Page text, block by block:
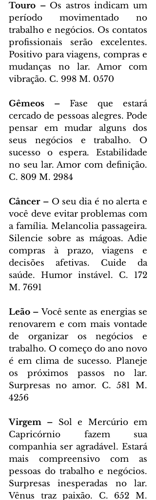
Touro – Os astros indicam um
período movimentado no
trabalho e negócios. Os contatos
profissionais serão excelentes.
Positivo para viagens, compras e
mudanças no lar. Amor com
vibração. C. 998 M. 0570
Gêmeos – Fase que estará
cercado de pessoas alegres. Pode
pensar em mudar alguns dos
seus negócios e trabalho. O
sucesso o espera. Estabilidade
no seu lar. Amor com definição.
C. 809 M. 2984
Câncer – O seu dia é no alerta e
você deve evitar problemas com
a família. Melancolia passageira.
Silencie sobre as mágoas. Adie
compras à prazo, viagens e
decisões afetivas. Cuide da
saúde. Humor instável. C. 172
M. 7691
Leão – Você sente as energias se
renovarem e com mais vontade
de organizar os negócios e
trabalho. O começo do ano novo
é em clima de sucesso. Planeje
os próximos passos no lar.
Surpresas no amor. C. 581 M.
4256
Virgem – Sol e Mercúrio em
Capricórnio fazem sua
companhia ser agradável. Estará
mais compreensivo com as
pessoas do trabalho e negócios.
Surpresas inesperadas no lar.
Vênus traz paixão. C. 652 M.